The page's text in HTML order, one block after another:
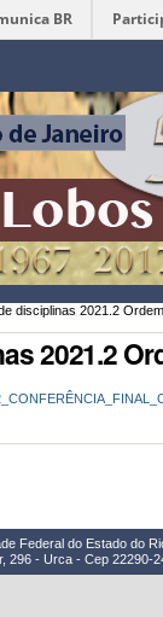
BR
disciplinas 2021.2
2021.2
Federal do Estado do
296 - Urca - Cep 22290-